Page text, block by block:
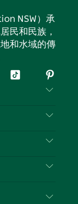
NSW）承
民和民族，
和水域的傳
抖